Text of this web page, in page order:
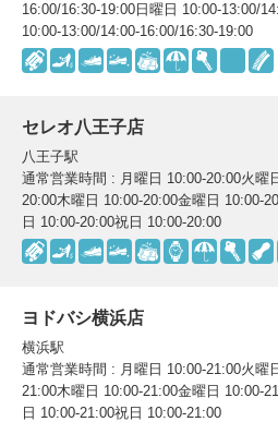
16:00/16:30-19:00日曜日 10:00-13:00/
10:00-13:00/14:00-16:00/16:30-19:00
セレオ八王子店
八王子駅
通常営業時間 : 月曜日 10:00-20:00火曜
20:00木曜日 10:00-20:00金曜日 10:00-
日 10:00-20:00祝日 10:00-20:00
ヨドバシ横浜店
横浜駅
通常営業時間 : 月曜日 10:00-21:00火曜
21:00木曜日 10:00-21:00金曜日 10:00-
日 10:00-21:00祝日 10:00-21:00
包丁研ぎ
CLOSE